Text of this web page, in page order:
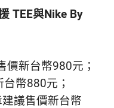
TEE與Nike By
價新台幣980元；
幣880元；
議售價新台幣